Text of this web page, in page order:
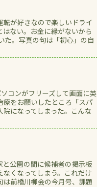
が好きなので楽しいドライ
ない。お金に縁がないから
た。写真の句は「初心」の自
コンがフリーズして画面に英
をお願いしたところ「スパ
になってしまった。こんな
公園の間に候補者の掲示板
くなってしまう。これだけ
前橋川柳会の今月号、課題